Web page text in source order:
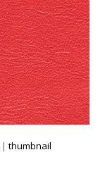
|thumbnail